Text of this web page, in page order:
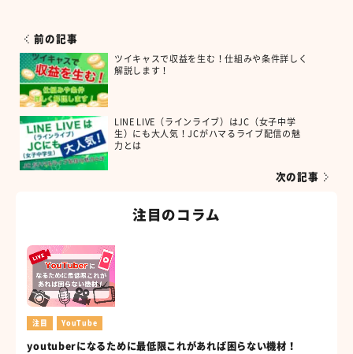
前の記事
ツイキャスで収益を生む！仕組みや条件詳しく
解説します！
次の記事
LINE LIVE（ラインライブ）はJC（女子中学
生）にも大人気！JCがハマるライブ配信の魅
力とは
注目のコラム
注目 YouTube
youtuberになるために最低限これがあれば困らない機材！